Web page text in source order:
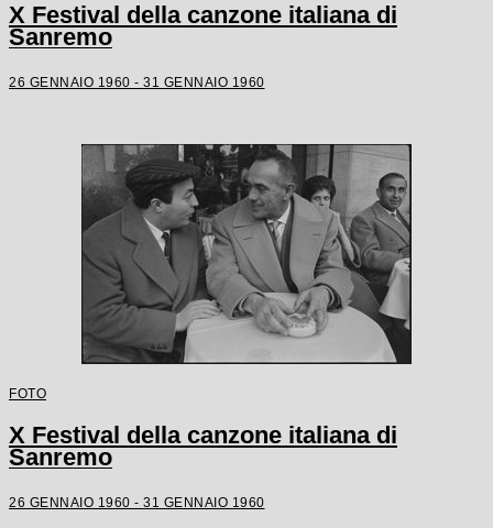
X Festival della canzone italiana di
Sanremo
26 GENNAIO 1960 - 31 GENNAIO 1960
FOTO
X Festival della canzone italiana di
Sanremo
26 GENNAIO 1960 - 31 GENNAIO 1960